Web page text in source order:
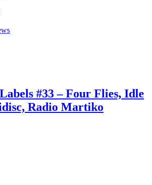
#33 – Four Flies, Idle
Radio Martiko